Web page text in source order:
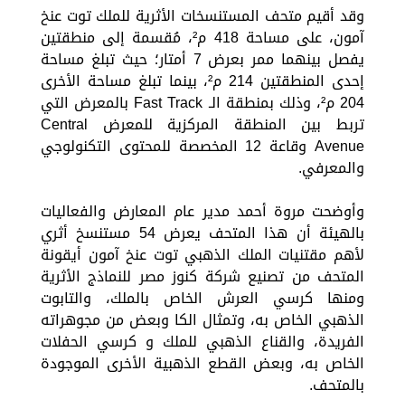
وقد أقيم متحف المستنسخات الأثرية للملك توت عنخ
آمون، على مساحة 418 م²، مُقسمة إلى منطقتين
يفصل بينهما ممر بعرض 7 أمتار؛ حيث تبلغ مساحة
إحدى المنطقتين 214 م²، بينما تبلغ مساحة الأخرى
204 م²، وذلك بمنطقة الـ Fast Track بالمعرض التي
تربط بين المنطقة المركزية للمعرض Central
Avenue وقاعة 12 المخصصة للمحتوى التكنولوجي
والمعرفي.
وأوضحت مروة أحمد مدير عام المعارض والفعاليات
بالهيئة أن هذا المتحف يعرض 54 مستنسخ أثري
لأهم مقتنيات الملك الذهبي توت عنخ آمون أيقونة
المتحف من تصنيع شركة كنوز مصر للنماذج الأثرية
ومنها كرسي العرش الخاص بالملك، والتابوت
الذهبي الخاص به، وتمثال الكا وبعض من مجوهراته
الفريدة، والقناع الذهبي للملك و كرسي الحفلات
الخاص به، وبعض القطع الذهبية الأخرى الموجودة
بالمتحف.